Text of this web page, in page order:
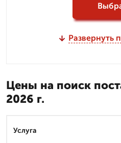
Развернуть
Цены на поиск
2026 г.
Услуга